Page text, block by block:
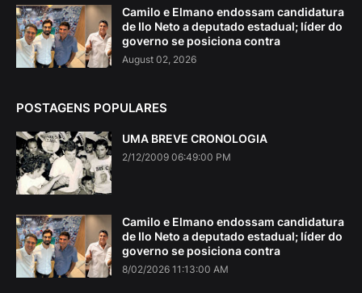
Camilo e Elmano endossam candidatura
de Ilo Neto a deputado estadual; líder do
governo se posiciona contra
August 02, 2026
POSTAGENS POPULARES
UMA BREVE CRONOLOGIA
2/12/2009 06:49:00 PM
Camilo e Elmano endossam candidatura
de Ilo Neto a deputado estadual; líder do
governo se posiciona contra
8/02/2026 11:13:00 AM